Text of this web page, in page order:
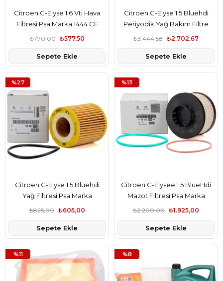
Citroen C-Elyse 1.6 Vti Hava
Filtresi Psa Marka 1444.CF
₺577,50
₺770,00
Sepete Ekle
Citroen C-Elyse 1.5 Bluehdi
Periyodik Yağ Bakım Filtre
Seti Psa Marka 39192256-
9678792080
₺2.702,67
₺3.444,58
Sepete Ekle
Citroen C-Elyse 1.5 Bluehdi
Yağ Filtresi Psa Marka
1680682480
₺605,00
₺825,00
Sepete Ekle
%27
Citroen C-Elysee 1.5 BlueHdi
Mazot Filtresi Psa Marka
9820226380
₺1.925,00
₺2.200,00
Sepete Ekle
%13
%11 %8